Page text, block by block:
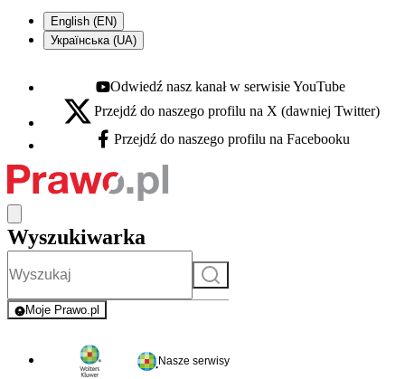
English (EN)
Українська (UA)
Youtube - otwiera się w nowej karcie
Odwiedź nasz kanał w serwisie YouTube
X - otwiera się w nowej karcie
Przejdź do naszego profilu na X (dawniej Twitter)
Facebook - otwiera się w nowej karcie
Przejdź do naszego profilu na Facebooku
Wyszukiwarka
Szukaj
Moje Prawo.pl
- rejestracja i logowanie do serwisu
Nasze serwisy